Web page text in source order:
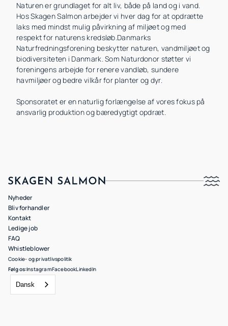
Naturen er grundlaget for alt liv, både på land og i vand.
Hos Skagen Salmon arbejder vi hver dag for at opdrætte
laks med mindst mulig påvirkning af miljøet og med
respekt for naturens kredsløb.Danmarks
Naturfredningsforening beskytter naturen, vandmiljøet og
biodiversiteten i Danmark. Som Naturdonor støtter vi
foreningens arbejde for renere vandløb, sundere
havmiljøer og bedre vilkår for planter og dyr.
Sponsoratet er en naturlig forlængelse af vores fokus på
ansvarlig produktion og bæredygtigt opdræt.
Nyheder
Bliv forhandler
Kontakt
Ledige job
FAQ
Whistleblower
Cookie- og privatlivspolitik
Følg os:InstagramFacebookLinkedIn
Dansk